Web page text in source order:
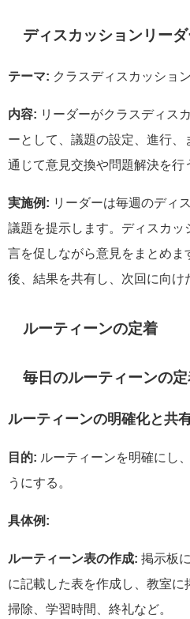
ディスカッションリー
テーマ: クラスディスカッショ
内容: リーダーがクラスディス
ーとして、議題の設定、進行、
通じて意見交換や問題解決を行
実施例: リーダーは毎週のディ
議題を提示します。ディスカッ
言を促しながら意見をまとめま
後、結果を共有し、次回に向け
ルーティーンの定着
毎日のルーティーンの
ルーティーンの明確化と共
目的: ルーティーンを明確にし
うにする。
具体例:
ルーティーン表の作成: 掲示板
に記載した表を作成し、教室に
掃除、学習時間、終礼など。